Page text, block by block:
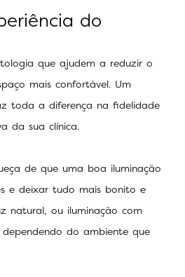
do
que ajudem a reduzir o
mais confortável. Um
toda a diferença na fidelidade
da sua clínica.
de que uma boa iluminação
e deixar tudo mais bonito e
natural, ou iluminação com
do ambiente que